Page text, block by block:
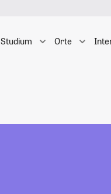
Studium Orte